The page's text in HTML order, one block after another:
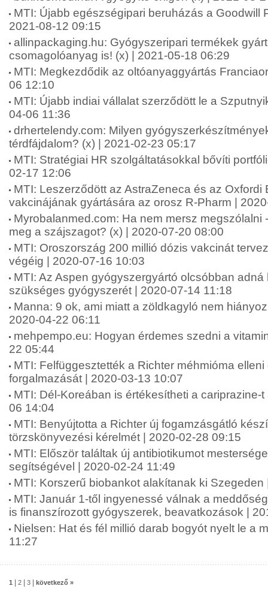
MTI: Újabb egészségipari beruházás a Goodwill
2021-08-12 09:15
allinpackaging.hu: Gyógyszeripari termékek
csomagolóanyag is! (x) | 2021-05-18 06:29
MTI: Megkezdődik az oltóanyaggyártás
06 12:10
MTI: Újabb indiai vállalat szerződött le a
04-06 11:36
drhertelendy.com: Milyen
térdfájdalom? (x) | 2021-02-23 05:17
MTI: Stratégiai HR szolgáltatásokkal bővíti
02-17 12:06
MTI: Leszerződött az AstraZeneca és az Oxfordi
vakcinájának gyártására az orosz R-Pharm |
Myrobalanmed.com: Ha nem mersz megszólalni
meg a szájszagot? (x) | 2020-07-20 08:00
MTI: Oroszország 200 millió dózis vakcinát
végéig | 2020-07-16 10:03
MTI: Az Aspen gyógyszergyártó olcsóbban
szükséges gyógyszerét | 2020-07-14 11:18
Manna: 9 ok, ami miatt a zöldkagyló nem
2020-04-22 06:11
mehpempo.eu: Hogyan érdemes szedni a
22 05:44
MTI: Felfüggesztették a Richter méhmióma
forgalmazását | 2020-03-13 10:07
MTI: Dél-Koreában is értékesítheti a cariprazine-
06 14:04
MTI: Benyújtotta a Richter új fogamzásgátló
törzskönyvezési kérelmét | 2020-02-28 09:15
MTI: Először találtak új antibiotikumot
segítségével | 2020-02-24 11:49
MTI: Korszerű biobankot alakítanak ki
MTI: Január 1-től ingyenessé válnak a
is finanszírozott gyógyszerek, beavatkozások |
Nielsen: Hat és fél millió darab bogyót nyelt le a
11:27
1 2 3 következő »